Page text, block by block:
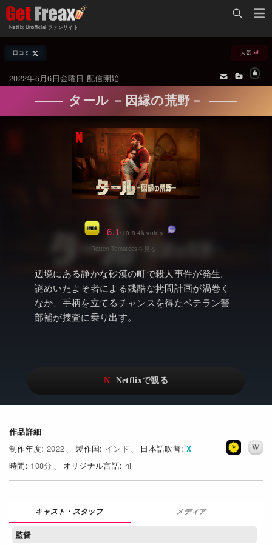
Netflix Unofficial ファンサイト
Netflix新着作品
オールジャンル
海外ドラマ・シリーズ
海外映画
国内TV番組・ドラマ
国内映画
アニメ
ドキュメンタリー
日本語吹替対応作品
その他の国のTV番組
配信終了予定の作品
海外ドラマ・ラインナップ
Netflix 人気ランキング
Netflix 全作品ラインナップ
Netflix配信作品カスタム検索
トレンド
VOD 総合作品情報
Netflix・VOD総合News
Watchlistへ
Netflix Video
Netflix 吹替版作品
Netflix 高い評価の海外作品
みんなの作品レビュー
Watchlist
過去の配信終了作品
口コミ 人気
2022年5月6日金曜日 配信開始
タール －因縁の荒野－
辺境にある静かな砂漠の町で殺人事件が発生。
謎めいたよそ者による残酷な拷問計画が渦巻く
なか、手柄を立てるチャンスを得たベテラン警
部補が捜査に乗り出す。
作品詳細
2022
インド
日本語吹替
108
hi
6.1/10 8.4k votes
メディア
監督